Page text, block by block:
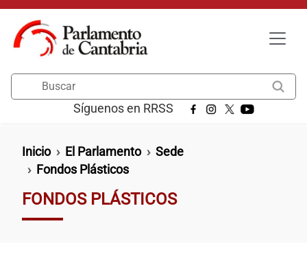
Pasar al contenido principal
Síguenos en RRSS
Ruta de navegación
Inicio El Parlamento
Sede
Fondos Plásticos
FONDOS PLÁSTICOS